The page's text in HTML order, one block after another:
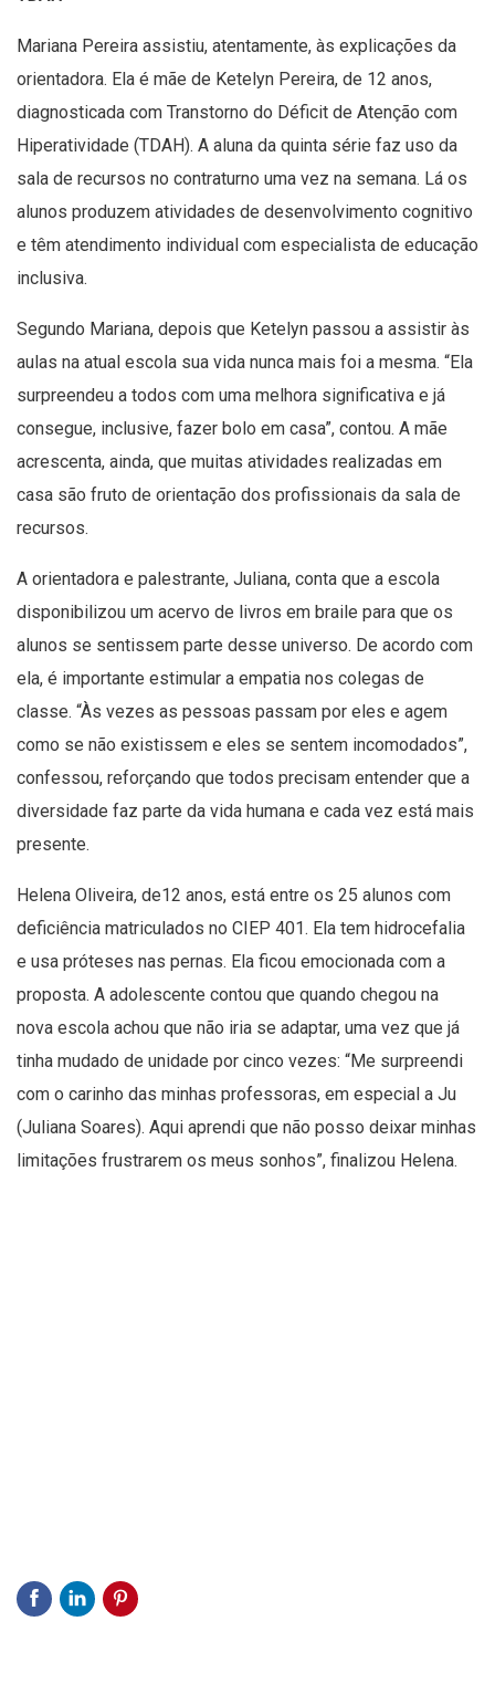
Mariana Pereira assistiu, atentamente, às explicações da
orientadora. Ela é mãe de Ketelyn Pereira, de 12 anos,
diagnosticada com Transtorno do Déficit de Atenção com
Hiperatividade (TDAH). A aluna da quinta série faz uso da
sala de recursos no contraturno uma vez na semana. Lá os
alunos produzem atividades de desenvolvimento cognitivo
e têm atendimento individual com especialista de educação
inclusiva.
Segundo Mariana, depois que Ketelyn passou a assistir às
aulas na atual escola sua vida nunca mais foi a mesma. “Ela
surpreendeu a todos com uma melhora significativa e já
consegue, inclusive, fazer bolo em casa”, contou. A mãe
acrescenta, ainda, que muitas atividades realizadas em
casa são fruto de orientação dos profissionais da sala de
recursos.
A orientadora e palestrante, Juliana, conta que a escola
disponibilizou um acervo de livros em braile para que os
alunos se sentissem parte desse universo. De acordo com
ela, é importante estimular a empatia nos colegas de
classe. “Às vezes as pessoas passam por eles e agem
como se não existissem e eles se sentem incomodados”,
confessou, reforçando que todos precisam entender que a
diversidade faz parte da vida humana e cada vez está mais
presente.
Helena Oliveira, de12 anos, está entre os 25 alunos com
deficiência matriculados no CIEP 401. Ela tem hidrocefalia
e usa próteses nas pernas. Ela ficou emocionada com a
proposta. A adolescente contou que quando chegou na
nova escola achou que não iria se adaptar, uma vez que já
tinha mudado de unidade por cinco vezes: “Me surpreendi
com o carinho das minhas professoras, em especial a Ju
(Juliana Soares). Aqui aprendi que não posso deixar minhas
limitações frustrarem os meus sonhos”, finalizou Helena.